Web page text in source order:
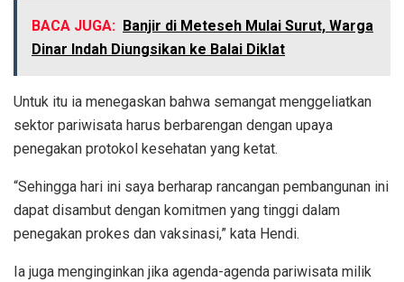
BACA JUGA: Banjir di Meteseh Mulai Surut, Warga
Dinar Indah Diungsikan ke Balai Diklat
Untuk itu ia menegaskan bahwa semangat menggeliatkan
sektor pariwisata harus berbarengan dengan upaya
penegakan protokol kesehatan yang ketat.
“Sehingga hari ini saya berharap rancangan pembangunan ini
dapat disambut dengan komitmen yang tinggi dalam
penegakan prokes dan vaksinasi,” kata Hendi.
Ia juga menginginkan jika agenda-agenda pariwisata milik